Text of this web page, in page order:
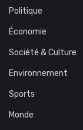
Politique
Économie
Société & Culture
Environnement
Sports
Monde